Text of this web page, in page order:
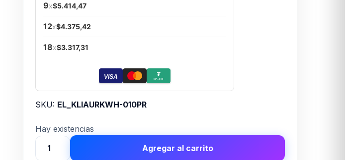
9x$5.414,47
12x$4.375,42
18x$3.317,31
VISA ₮
USDT
SKU: EL_KLIAURKWH-010PR
Hay existencias
Auricular
Agregar al carrito